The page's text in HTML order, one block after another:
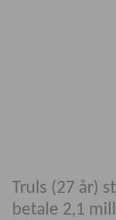
Truls (27 år)
betale 2,1